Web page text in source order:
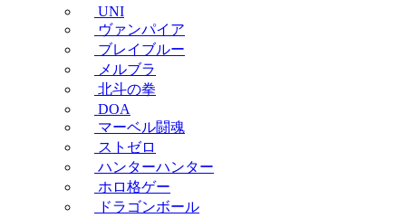
UNI
ヴァンパイア
ブレイブルー
メルブラ
北斗の拳
DOA
マーベル闘魂
ストゼロ
ハンターハンター
ホロ格ゲー
ドラゴンボール